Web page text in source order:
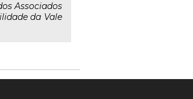
Associados
da Vale